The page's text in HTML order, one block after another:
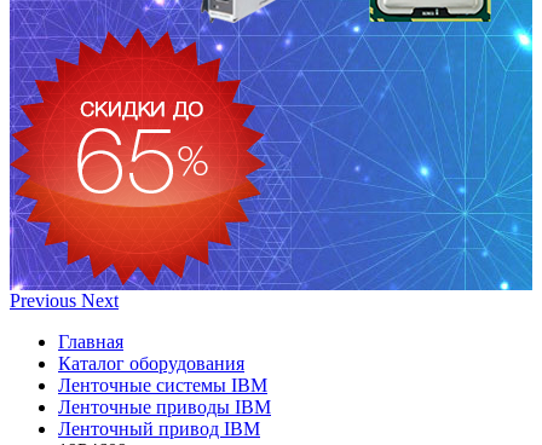
Previous Next
Главная
Каталог оборудования
Ленточные системы IBM
Ленточные приводы IBM
Ленточный привод IBM